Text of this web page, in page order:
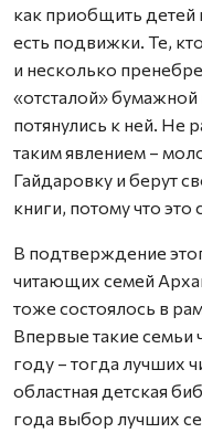
как приобщить детей
есть подвижки. Те,
и несколько
«отсталой» бумажной
потянулись к ней. Не
таким явлением –
Гайдаровку и берут
книги, потому что это
В подтверждение
читающих семей
тоже состоялось в
Впервые такие семьи
году – тогда лучших
областная детская
года выбор лучших